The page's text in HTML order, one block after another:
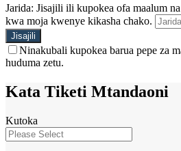
Jarida: Jisajili ili kupokea ofa maalum
kwa moja kwenye kikasha chako.
Ninakubali kupokea barua pepe za
huduma zetu.
Kata Tiketi Mtandaoni
Kutoka